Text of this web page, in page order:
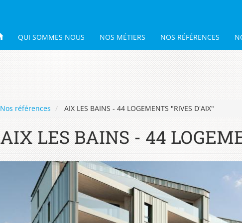
QUI SOMMES NOUS NOS MÉTIERS NOS RÉFÉRENCES
Nos références AIX LES BAINS - 44 LOGEMENTS "RIVES D'AIX"
AIX LES BAINS - 44